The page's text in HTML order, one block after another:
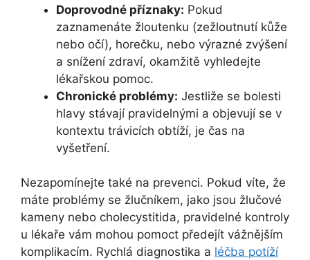
Doprovodné příznaky: Pokud
zaznamenáte žloutenku (zežloutnutí kůže
nebo očí), horečku, nebo výrazné zvýšení
a snížení zdraví, okamžitě vyhledejte
lékařskou pomoc.
Chronické problémy: Jestliže se bolesti
hlavy stávají pravidelnými a objevují se v
kontextu trávicích obtíží, je čas na
vyšetření.
Nezapomínejte také na prevenci. Pokud víte, že
máte problémy se žlučníkem, jako jsou žlučové
kameny nebo cholecystitida, pravidelné kontroly
u lékaře vám mohou pomoct předejít vážnějším
komplikacím. Rychlá diagnostika a léčba potíží